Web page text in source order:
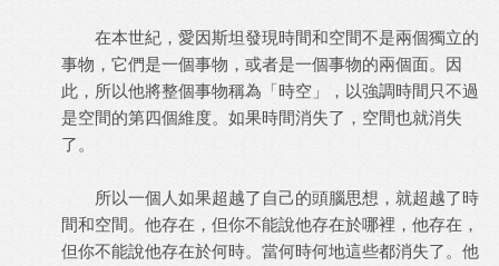
在本世紀，愛因斯坦發現時間和空間不是兩個獨立的
事物，它們是一個事物，或者是一個事物的兩個面。因
此，所以他將整個事物稱為「時空」，以強調時間只不過
是空間的第四個維度。如果時間消失了，空間也就消失
了。
所以一個人如果超越了自己的頭腦思想，就超越了時
間和空間。他存在，但你不能說他存在於哪裡，他存在，
但你不能說他存在於何時。當何時何地這些都消失了。他